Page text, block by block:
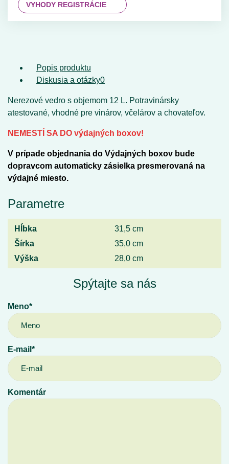
VYHODY REGISTRÁCIE
Popis produktu
Diskusia a otázky0
Nerezové vedro s objemom 12 L. Potravinársky
atestované, vhodné pre vinárov, včelárov a chovateľov.
NEMESTÍ SA DO výdajných boxov!
V prípade objednania do Výdajných boxov bude
dopravcom automaticky zásielka presmerovaná na
výdajné miesto.
Parametre
Hĺbka
31,5 cm
Šírka
35,0 cm
Výška
28,0 cm
Spýtajte sa nás
Meno*
E-mail*
Komentár